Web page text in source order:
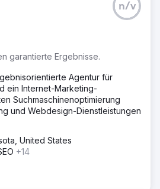
garantierte Ergebnisse.
n/v
Agentur für
ein Internet-Marketing-
Suchmaschinenoptimierung
und Webdesign-Dienstleistungen
United States
+14